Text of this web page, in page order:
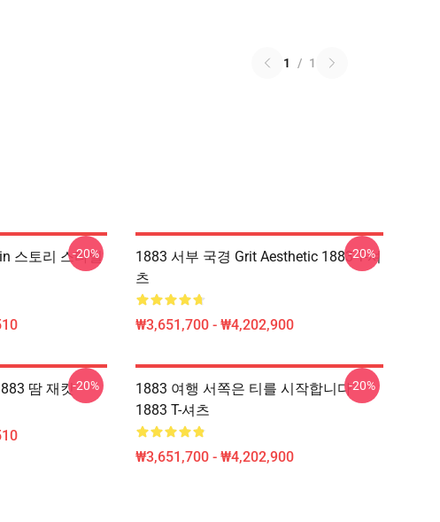
1 / 1
스토리 스타일
-20%
1883 서부 국경 Grit Aesthetic 1883 T-셔
츠
₩3,651,700 - ₩4,202,900
-20%
땀 재킷-20%
1883 여행 서쪽은 티를 시작합니다
1883 T-셔츠
₩3,651,700 - ₩4,202,900
-20%